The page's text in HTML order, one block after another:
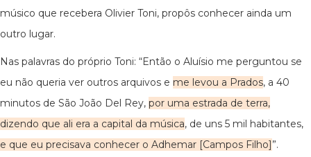
músico que recebera Olivier Toni, propôs conhecer ainda um
outro lugar.
Nas palavras do próprio Toni: “Então o Aluísio me perguntou se
eu não queria ver outros arquivos e me levou a Prados, a 40
minutos de São João Del Rey, por uma estrada de terra,
dizendo que ali era a capital da música, de uns 5 mil habitantes,
e que eu precisava conhecer o Adhemar [Campos Filho] ”.